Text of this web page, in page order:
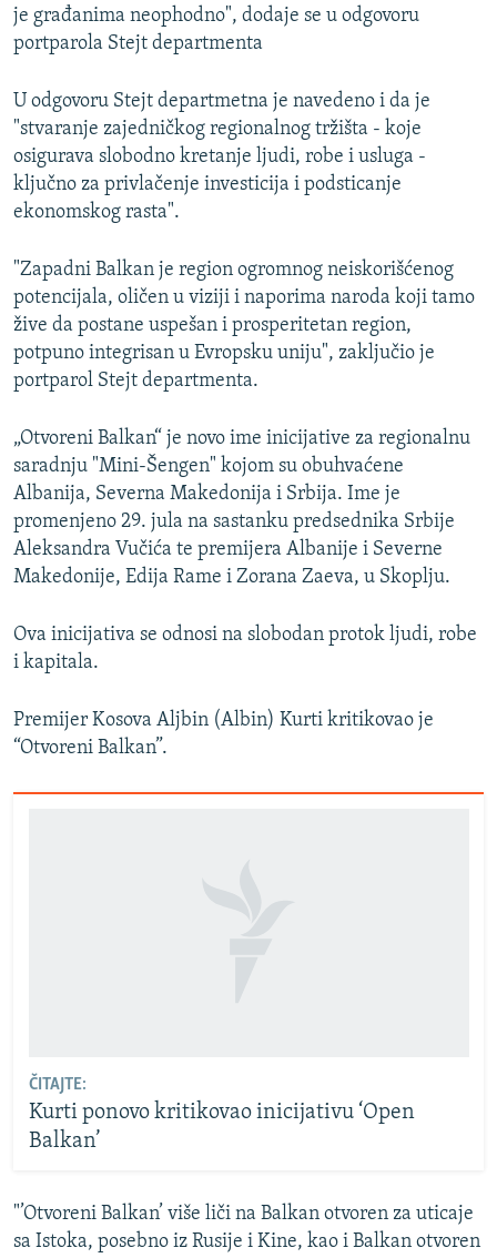
je građanima neophodno", dodaje se u odgovoru
portparola Stejt departmenta
U odgovoru Stejt departmetna je navedeno i da je
"stvaranje zajedničkog regionalnog tržišta - koje
osigurava slobodno kretanje ljudi, robe i usluga -
ključno za privlačenje investicija i podsticanje
ekonomskog rasta".
"Zapadni Balkan je region ogromnog neiskorišćenog
potencijala, oličen u viziji i naporima naroda koji tamo
žive da postane uspešan i prosperitetan region,
potpuno integrisan u Evropsku uniju", zaključio je
portparol Stejt departmenta.
„Otvoreni Balkan“ je novo ime inicijative za regionalnu
saradnju "Mini-Šengen" kojom su obuhvaćene
Albanija, Severna Makedonija i Srbija. Ime je
promenjeno 29. jula na sastanku predsednika Srbije
Aleksandra Vučića te premijera Albanije i Severne
Makedonije, Edija Rame i Zorana Zaeva, u Skoplju.
Ova inicijativa se odnosi na slobodan protok ljudi, robe
i kapitala.
Premijer Kosova Aljbin (Albin) Kurti kritikovao je
“Otvoreni Balkan”.
ČITAJTE:
Kurti ponovo kritikovao inicijativu ‘Open
Balkan’
"’Otvoreni Balkan’ više liči na Balkan otvoren za uticaje
sa Istoka, posebno iz Rusije i Kine, kao i Balkan otvoren